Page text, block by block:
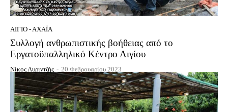
ΑΊΓΙΟ - ΑΧΑΪ́Α
Συλλογή ανθρωπιστικής βοήθειας από το
Εργατοϋπαλληλικό Κέντρο Αιγίου
Νίκος Λυριντζής - 20 Φεβρουαρίου 2023